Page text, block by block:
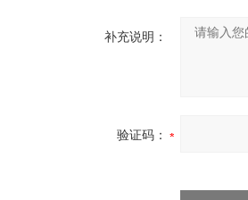
补充说明：
验证码：